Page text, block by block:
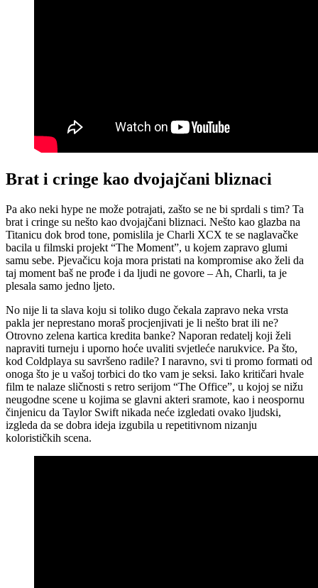
Brat i cringe kao dvojajčani bliznaci
Pa ako neki hype ne može potrajati, zašto se ne bi sprdali s tim? Ta
brat i cringe su nešto kao dvojajčani bliznaci. Nešto kao glazba na
Titanicu dok brod tone, pomislila je Charli XCX te se naglavačke
bacila u filmski projekt “The Moment”, u kojem zapravo glumi
samu sebe. Pjevačicu koja mora pristati na kompromise ako želi da
taj moment baš ne prođe i da ljudi ne govore – Ah, Charli, ta je
plesala samo jedno ljeto.
No nije li ta slava koju si toliko dugo čekala zapravo neka vrsta
pakla jer neprestano moraš procjenjivati je li nešto brat ili ne?
Otrovno zelena kartica kredita banke? Naporan redatelj koji želi
napraviti turneju i uporno hoće uvaliti svjetleće narukvice. Pa što,
kod Coldplaya su savršeno radile? I naravno, svi ti promo formati od
onoga što je u vašoj torbici do tko vam je seksi. Iako kritičari hvale
film te nalaze sličnosti s retro serijom “The Office”, u kojoj se nižu
neugodne scene u kojima se glavni akteri sramote, kao i neospornu
činjenicu da Taylor Swift nikada neće izgledati ovako ljudski,
izgleda da se dobra ideja izgubila u repetitivnom nizanju
kolorističkih scena.